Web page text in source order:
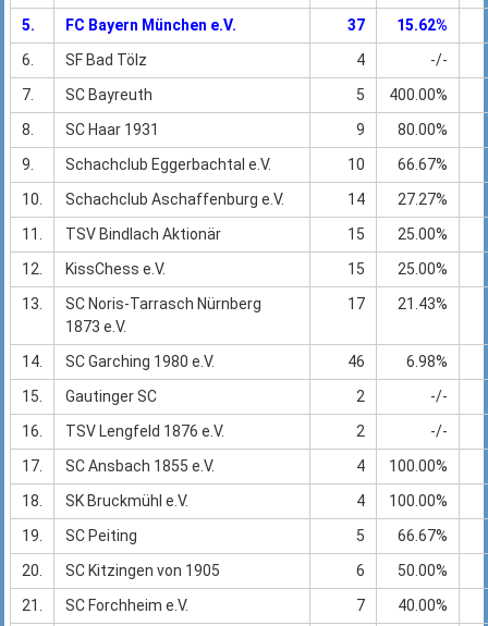
5. FC Bayern München e.V. 37
15.62%
6.
SF Bad Tölz 4
-/-
7.
SC Bayreuth 5
400.00%
8.
SC Haar 1931 9
80.00%
9.
Schachclub Eggerbachtal e.V. 10
66.67%
10.
Schachclub Aschaffenburg e.V. 14
27.27%
11.
TSV Bindlach Aktionär 15
25.00%
12.
KissChess e.V. 15
25.00%
13.
SC Noris-Tarrasch Nürnberg
1873 e.V.
17 21.43%
14. SC Garching 1980 e.V. 46
6.98%
15.
Gautinger SC 2
-/-
16.
TSV Lengfeld 1876 e.V. 2
-/-
17.
SC Ansbach 1855 e.V. 4
100.00%
18.
SK Bruckmühl e.V. 4
100.00%
19.
SC Peiting 5
66.67%
20.
SC Kitzingen von 1905 6
50.00%
21.
SC Forchheim e.V. 7 40.00%